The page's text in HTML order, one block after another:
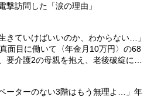
撃訪問した「涙の理由」
生きていけばいいのか、わからない…」
面目に働いて〈年金月10万円〉の68
要介護2の母親を抱え、老後破綻に怯
ベーターのない3階はもう無理よ…」年